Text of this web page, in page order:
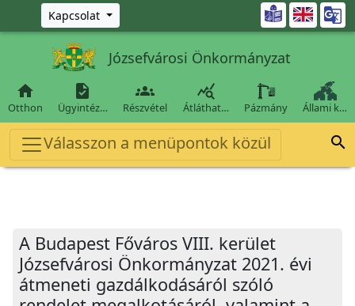
Ugrás a fő tartalomra
Kapcsolat 
Józsefvárosi Önkormányzat

Otthon

Ügyintéz…

Részvétel

Átláthat… Pázmány Állami k…
Válasszon a menüpontok közül 
A Budapest Főváros VIII. kerület
Józsefvárosi Önkormányzat 2021. évi
átmeneti gazdálkodásáról szóló